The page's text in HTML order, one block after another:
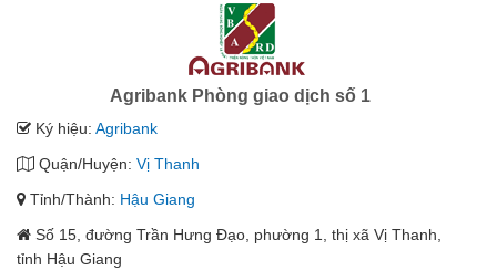
Agribank Phòng giao dịch số 1
Ký hiệu: Agribank
Quận/Huyện: Vị Thanh
Tỉnh/Thành: Hậu Giang
Số 15, đường Trần Hưng Đạo, phường 1, thị xã Vị Thanh,
tỉnh Hậu Giang